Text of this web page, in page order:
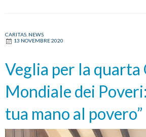
vie
Papa
Francesco
per
la
CARITAS NEWS
13 NOVEMBRE 2020
Veglia per la quarta
Mondiale dei
tua mano al povero”